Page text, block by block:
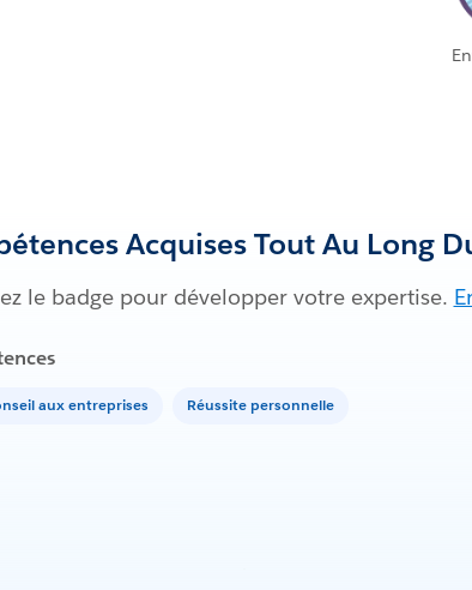
Acquises Tout Au Long
le badge pour développer votre expertise.
aux entreprises Réussite personnelle